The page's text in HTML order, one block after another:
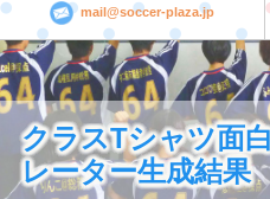
mail@soccer-plaza.jp
クラスTシャツ面
レーター生成結果